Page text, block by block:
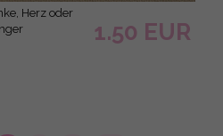
1.50 EUR